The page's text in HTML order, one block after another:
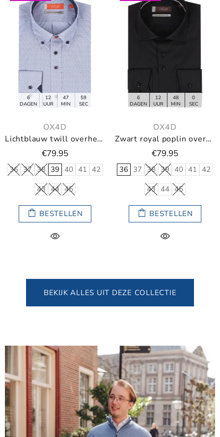
6
DAGEN
12
UUR
47
MIN
59
SEC
OX4D
Lichtblauw twill overhemd met print
€79.95
36 37 38 39 40 41 42
43 44 45
BESTELLEN
6
DAGEN
12
UUR
47
MIN
59
SEC
OX4D
Zwart royal poplin overhemd
€79.95
36 37 38 39 40 41 42
43 44 45
BESTELLEN
BEKIJK ALLES UIT DEZE COLLECTIE